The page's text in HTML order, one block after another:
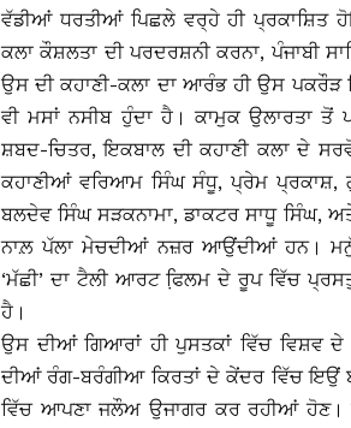
ਵੱਡੀਆਂ ਧਰਤੀਆਂ ਪਿਛਲੇ ਵਰ੍ਹੇ ਹੀ ਪ੍ਰਕਾਸ਼ਿਤ
ਕਲਾ ਕੌਸ਼ਲਤਾ ਦੀ ਪਰਦਰਸ਼ਨੀ ਕਰਨਾ, ਪੰਜਾਬੀ
ਉਸ ਦੀ ਕਹਾਣੀ-ਕਲਾ ਦਾ ਆਰੰਭ ਹੀ ਉਸ ਪਕਰੌੜ
ਵੀ ਮਸਾਂ ਨਸੀਬ ਹੁੰਦਾ ਹੈ। ਕਾਮੁਕ ਉਲਾਰਤਾ
ਸ਼ਬਦ-ਚਿਤਰ, ਇਕਬਾਲ ਦੀ ਕਹਾਣੀ ਕਲਾ ਦੇ
ਕਹਾਣੀਆਂ ਵਰਿਆਮ ਸਿੰਘ ਸੰਧੂ, ਪ੍ਰੇਮ ਪ੍ਰਕਾਸ਼,
ਬਲਦੇਵ ਸਿੰਘ ਸੜਕਨਾਮਾ, ਡਾਕਟਰ ਸਾਧੂ ਸਿੰਘ,
ਨਾਲ਼ ਪੱਲਾ ਮੇਚਦੀਆਂ ਨਜ਼ਰ ਆਉਂਦੀਆਂ ਹਨ।
‘ਮੱਛੀ’ ਦਾ ਟੈਲੀ ਆਰਟ ਫਿ਼ਲਮ ਦੇ ਰੂਪ ਵਿੱਚ
ਹੈ।
ਉਸ ਦੀਆਂ ਗਿਆਰਾਂ ਹੀ ਪੁਸਤਕਾਂ ਵਿੱਚ ਵਿਸ਼ਵ
ਦੀਆਂ ਰੰਗ-ਬਰੰਗੀਆ ਕਿਰਤਾਂ ਦੇ ਕੇਂਦਰ ਵਿੱਚ ਇਉਂ
ਵਿੱਚ ਆਪਣਾ ਜਲੌਅ ਉਜਾਗਰ ਕਰ ਰਹੀਆਂ